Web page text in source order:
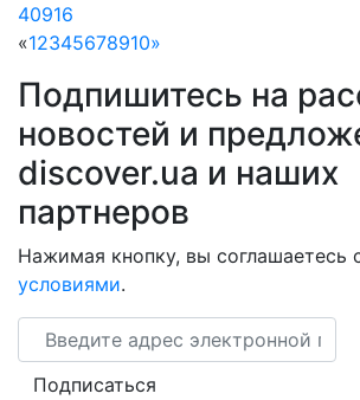
40916
«12345678910»
Подпишитесь на
новостей и
discover.ua и наших
партнеров
Нажимая кнопку, вы соглашаетесь
условиями.
Email
Подписаться